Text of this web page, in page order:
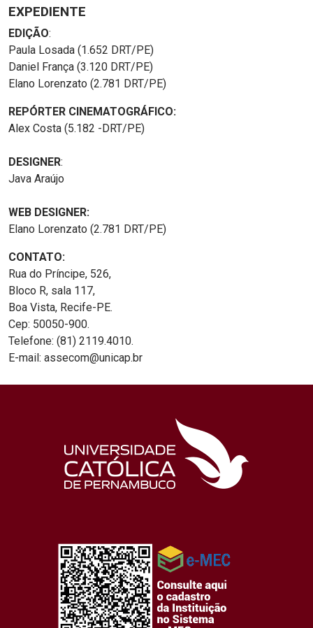
EXPEDIENTE
EDIÇÃO:
Paula Losada (1.652 DRT/PE)
Daniel França (3.120 DRT/PE)
Elano Lorenzato (2.781 DRT/PE)
REPÓRTER CINEMATOGRÁFICO:
Alex Costa (5.182 -DRT/PE)
DESIGNER:
Java Araújo
WEB DESIGNER:
Elano Lorenzato (2.781 DRT/PE)
CONTATO:
Rua do Príncipe, 526,
Bloco R, sala 117,
Boa Vista, Recife-PE.
Cep: 50050-900.
Telefone: (81) 2119.4010.
E-mail: assecom@unicap.br